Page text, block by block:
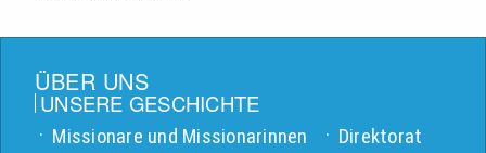
ÜBER UNS
UNSERE GESCHICHTE
Missionare und Missionarinnen
Direktorat